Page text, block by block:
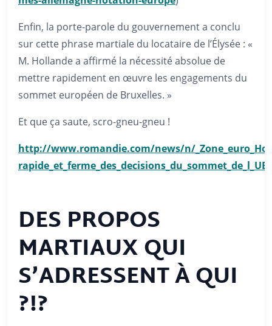
Enfin, la porte-parole du gouvernement a conclu
sur cette phrase martiale du locataire de l’Élysée : «
M. Hollande a affirmé la nécessité absolue de
mettre rapidement en œuvre les engagements du
sommet européen de Bruxelles. »
Et que ça saute, scro-gneu-gneu !
http://www.romandie.com/news/n/
DES PROPOS
MARTIAUX QUI
S’ADRESSENT À QUI
?!?